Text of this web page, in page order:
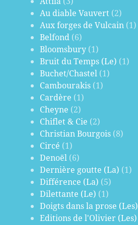
Au diable Vauvert (2)
Aux forges de Vulcain (1)
Belfond (6)
Bloomsbury (1)
Bruit du Temps (Le) (1)
Buchet/Chastel (1)
Cambourakis (1)
Cardère (1)
Cheyne (2)
Chiflet & Cie (2)
Christian Bourgois (8)
Circé (1)
Denoël (6)
Dernière goutte (La) (1)
Différence (La) (5)
Dilettante (Le) (1)
Doigts dans la prose (Les)
Editions de l'Olivier (Les)